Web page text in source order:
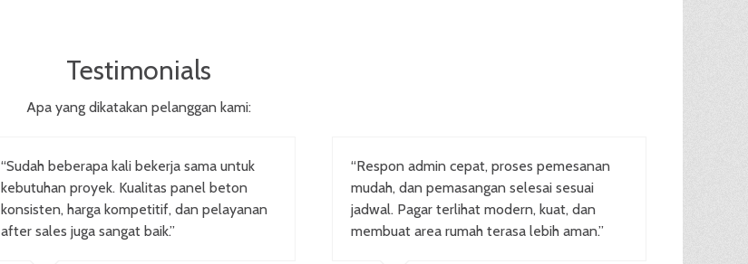
Testimonials
Apa yang dikatakan pelanggan kami:
“Sudah beberapa kali bekerja sama untuk
kebutuhan proyek. Kualitas panel beton
konsisten, harga kompetitif, dan pelayanan
after sales juga sangat baik.”
“Respon admin cepat, proses pemesanan
mudah, dan pemasangan selesai sesuai
jadwal. Pagar terlihat modern, kuat, dan
membuat area rumah terasa lebih aman.”